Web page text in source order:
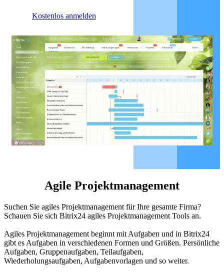
Kostenlos anmelden
Agile Projektmanagement
Suchen Sie agiles Projektmanagement für Ihre gesamte Firma?
Schauen Sie sich Bitrix24 agiles Projektmanagement Tools an.
Agiles Projektmanagement beginnt mit Aufgaben und in Bitrix24
gibt es Aufgaben in verschiedenen Formen und Größen. Persönliche
Aufgaben, Gruppenaufgaben, Teilaufgaben,
Wiederholungsaufgaben, Aufgabenvorlagen und so weiter.